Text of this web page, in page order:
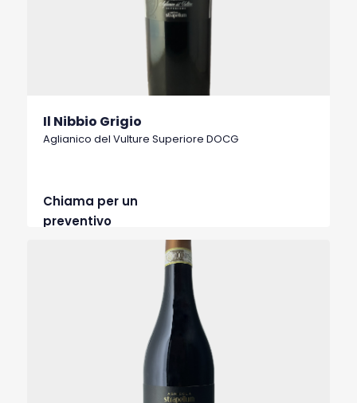
Il Nibbio Grigio
Aglianico del Vulture Superiore DOCG
Chiama per un
preventivo